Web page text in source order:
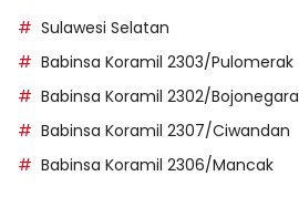
Sulawesi Selatan
Babinsa Koramil 2303/Pulomerak
Babinsa Koramil 2302/Bojonegara
Babinsa Koramil 2307/Ciwandan
Babinsa Koramil 2306/Mancak